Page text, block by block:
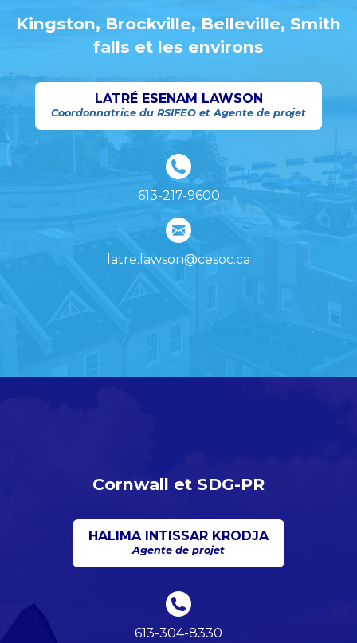
Kingston, Brockville, Belleville, Smith
falls et les environs
LATRÉ ESENAM LAWSON
Coordonnatrice du RSIFEO et Agente de projet
613-217-9600
latre.lawson@cesoc.ca
Cornwall et SDG-PR
HALIMA INTISSAR KRODJA
Agente de projet
613-304-8330